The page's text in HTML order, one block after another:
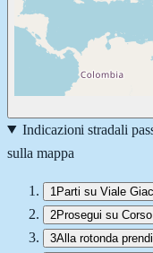
Indicazioni stradali
sulla mappa
1 Parti su Viale
2Prosegui su
3Alla rotonda